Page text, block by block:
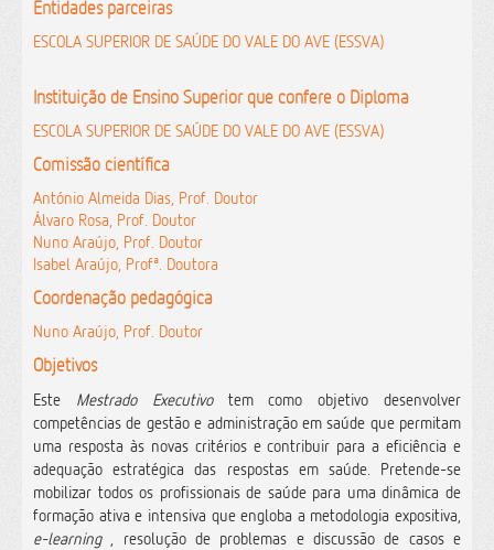
Entidades parceiras
ESCOLA SUPERIOR DE SAÚDE DO VALE DO AVE (ESSVA)
Instituição de Ensino Superior que confere o Diploma
ESCOLA SUPERIOR DE SAÚDE DO VALE DO AVE (ESSVA)
Comissão científica
António Almeida Dias, Prof. Doutor
Álvaro Rosa, Prof. Doutor
Nuno Araújo, Prof. Doutor
Isabel Araújo, Profª. Doutora
Coordenação pedagógica
Nuno Araújo, Prof. Doutor
Objetivos
Este Mestrado Executivotem como objetivo desenvolver
competências de gestão e administração em saúde que permitam
uma resposta às novas critérios e contribuir para a eficiência e
adequação estratégica das respostas em saúde. Pretende-se
mobilizar todos os profissionais de saúde para uma dinâmica de
formação ativa e intensiva que engloba a metodologia expositiva,
e-learning, resolução de problemas e discussão de casos e